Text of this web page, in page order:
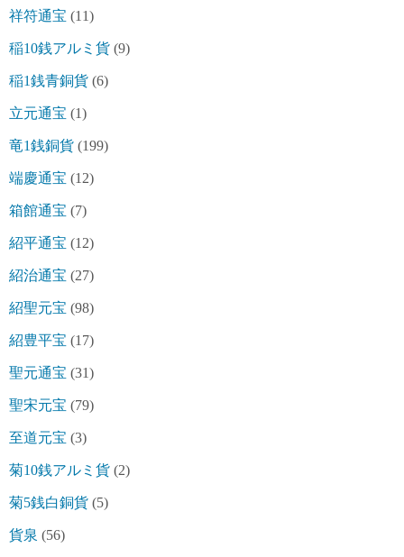
祥符通宝 (11)
稲10銭アルミ貨 (9)
稲1銭青銅貨 (6)
立元通宝 (1)
竜1銭銅貨 (199)
端慶通宝 (12)
箱館通宝 (7)
紹平通宝 (12)
紹治通宝 (27)
紹聖元宝 (98)
紹豊平宝 (17)
聖元通宝 (31)
聖宋元宝 (79)
至道元宝 (3)
菊10銭アルミ貨 (2)
菊5銭白銅貨 (5)
貨泉 (56)